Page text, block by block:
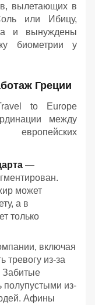
вылетающих в
или Ибицу,
и вынуждены
биометрии у
Греции
to Europe
между
европейских
—
может
а в
только
включая
тревогу из-за
Забитые
из-
Афины